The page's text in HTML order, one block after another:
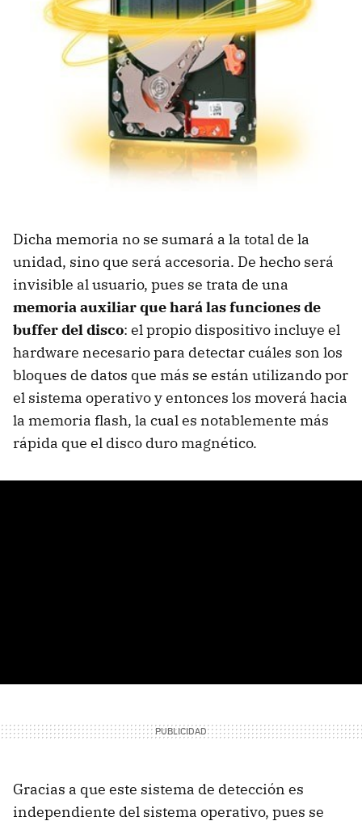
Dicha memoria no se sumará a la total de la
unidad, sino que será accesoria. De hecho será
invisible al usuario, pues se trata de una
memoria auxiliar que hará las funciones de
buffer del disco: el propio dispositivo incluye el
hardware necesario para detectar cuáles son los
bloques de datos que más se están utilizando por
el sistema operativo y entonces los moverá hacia
la memoria flash, la cual es notablemente más
rápida que el disco duro magnético.
Gracias a que este sistema de detección es
independiente del sistema operativo, pues se